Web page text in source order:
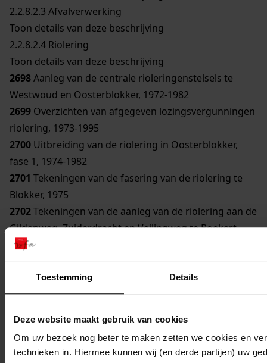
Toestemming Details
Deze website maakt gebruik van cookies
Om uw bezoek nog beter te maken zetten we cookies en
technieken in. Hiermee kunnen wij (en derde partijen) uw
2.2.8.2.3 Afvalverwerking
Toon details van deze beschrijving
2.2.8.2.4 Riolering
Toon details van deze beschrijving
2698Aanleg van de centrale rioleringenstelsels te
Westwoud en Oosterblokker, 1972-1982
2699 Overzichten van afgegeven lozingsvergunningen
riolering, 1973-1995
2700 Uitbreiding van de riolering in Oosterblokker,
fase 1, 1974-1982
2701 Tekeningen van de fasering van de riolering te
Blokker, 1975
2702Tekeningen van de aanleg van de riolering aan de
Gildenweg, Zuiderdracht en Veilingweg te Boekert,
fase 1 OB, 1978
2703Tekeningen van de aanleg riolering aan de
Noorderacht te Blokker, fase WB, 1978
2704Verordening op de heffing van een
Vergunningen voor de aanleg van
rioleringswerken, 1979-1981